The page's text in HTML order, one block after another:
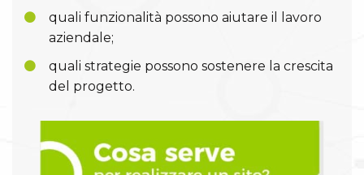
quali funzionalità possono aiutare il lavoro
aziendale;
quali strategie possono sostenere la crescita
del progetto.